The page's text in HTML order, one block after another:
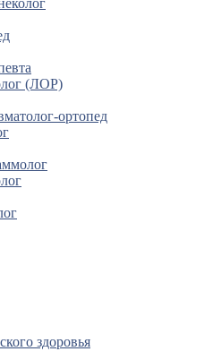
(ЛОР)
ортопед
здоровья